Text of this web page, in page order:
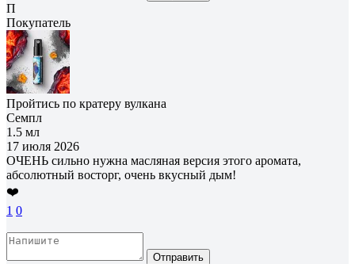
П
Покупатель
Пройтись по кратеру вулкана
Семпл
1.5 мл
17 июля 2026
ОЧЕНЬ сильно нужна масляная версия этого аромата,
абсолютный восторг, очень вкусный дым!
❤️
1 0
Отправить